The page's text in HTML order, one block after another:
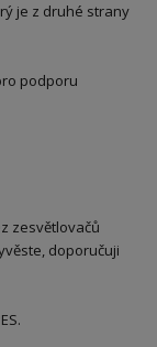
je z druhé strany
podporu
zesvětlovačů
doporučuji